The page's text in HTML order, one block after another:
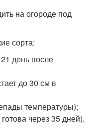
на огороде под
сорта:
день после
до 30 см в
температуры);
через 35 дней).